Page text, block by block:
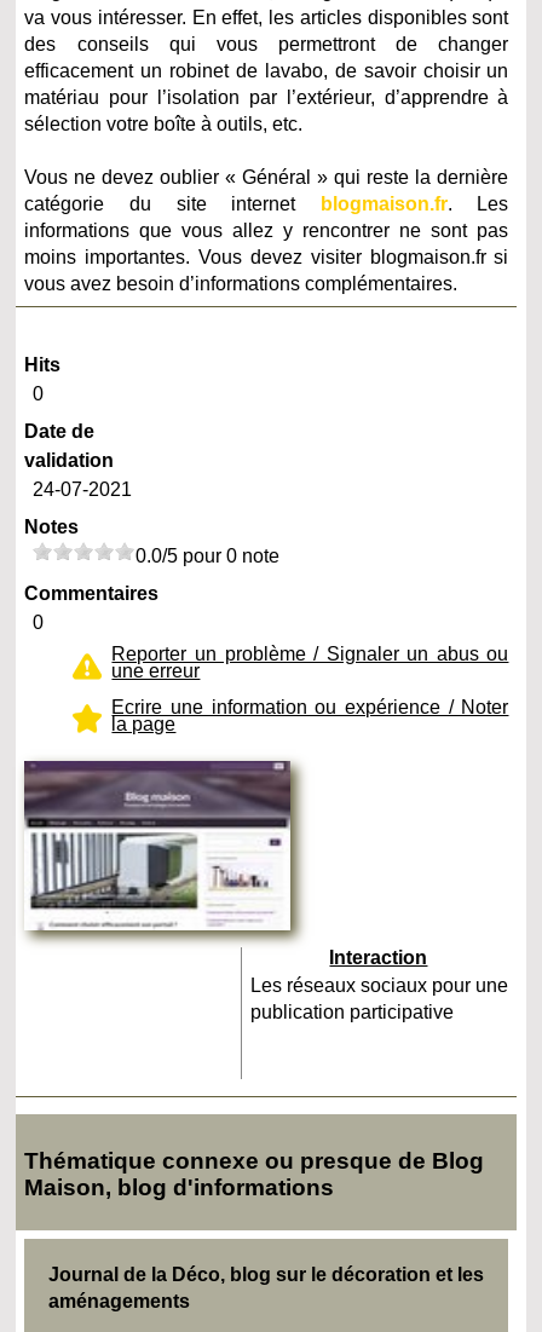
va vous intéresser. En effet, les articles disponibles sont
des conseils qui vous permettront de changer
efficacement un robinet de lavabo, de savoir choisir un
matériau pour l’isolation par l’extérieur, d’apprendre à
sélection votre boîte à outils, etc.
Vous ne devez oublier « Général » qui reste la dernière
catégorie du site internet
blogmaison.fr. Les
informations que vous allez y rencontrer ne sont pas
moins importantes. Vous devez visiter blogmaison.fr si
vous avez besoin d’informations complémentaires.
Hits
0
Date de
validation
24-07-2021
Notes
0.0/5 pour 0 note
Commentaires
0
Reporter un problème / Signaler un abus ou
une erreur
Ecrire une information ou expérience / Noter
la page
Interaction
Les réseaux sociaux pour une
publication participative
Thématique connexe ou presque de Blog
Maison, blog d'informations
Journal de la Déco, blog sur le décoration et les
aménagements